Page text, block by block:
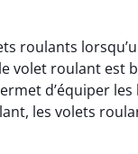
roulants
volet roulant est
d’équiper les
les volets